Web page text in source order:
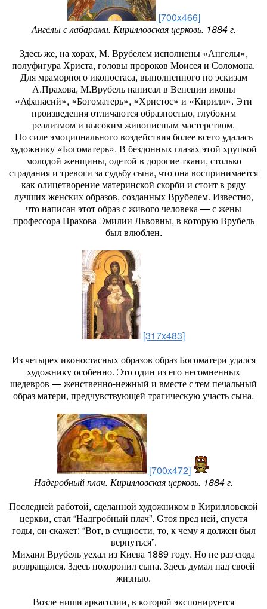
[700x466]
Ангелы с лабарами. Кирилловская церковь. 1884 г.
Здесь же, на хорах, М. Врубелем исполнены «Ангелы»,
полуфигура Христа, головы пророков Моисея и Соломона.
Для мраморного иконостаса, выполненного по эскизам
А.Прахова, М.Врубель написал в Венеции иконы
«Афанасий», «Богоматерь», «Христос» и «Кирилл». Эти
произведения отличаются образностью, глубоким
реализмом и высоким живописным мастерством.
По силе эмоционального воздействия более всего удалась
художнику «Богоматерь». В бездонных глазах этой хрупкой
молодой женщины, одетой в дорогие ткани, столько
страдания и тревоги за судьбу сына, что она воспринимается
как олицетворение материнской скорби и стоит в ряду
лучших женских образов, созданных Врубелем. Известно,
что написан этот образ с живого человека — с жены
профессора Прахова Эмилии Львовны, в которую Врубель
был влюблен.
[317x483]
Из четырех иконостасных образов образ Богоматери удался
художнику особенно. Это один из его несомненных
шедевров — женственно-нежный и вместе с тем печальный
образ матери, предчувствующей трагическую участь сына.
[700x472]
Надгробный плач. Кирилловская церковь. 1884 г.
Последней работой, сделанной художником в Кирилловской
церкви, стал “Надгробный плач”. Cтоя пред ней, спустя
годы, он скажет: “Вот, в сущности, то, к чему я должен был
вернуться”.
Михаил Врубель уехал из Киева 1889 году. Но не раз сюда
возвращался. Здесь похоронил сына. Здесь думал над своей
жизнью.
Возле ниши аркасолии, в которой экспонируется